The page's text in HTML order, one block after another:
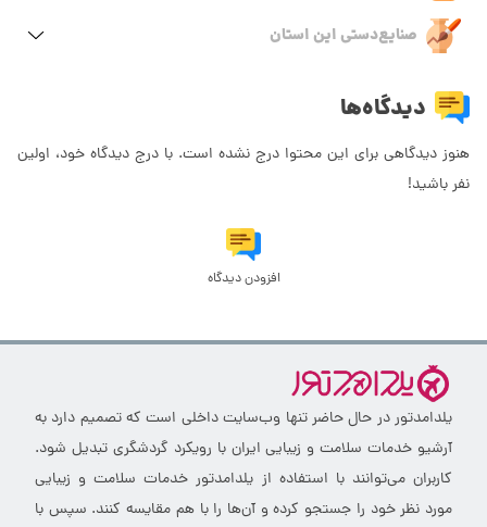
صنایع‌دستی این استان
دیدگاه‌ها
هنوز دیدگاهی برای این محتوا درج نشده است. با درج دیدگاه خود، اولین
نفر باشید!
افزودن دیدگاه
یلدامدتور در حال حاضر تنها وب‌سایت داخلی است که تصمیم دارد به
آرشیو خدمات سلامت و زیبایی ایران با رویکرد گردشگری تبدیل شود.
کاربران می‌توانند با استفاده از یلدامدتور خدمات سلامت و زیبایی
مورد نظر خود را جستجو کرده و آن‌ها را با هم مقایسه کنند. سپس با